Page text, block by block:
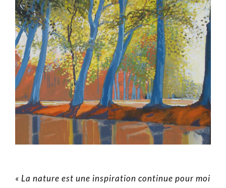
« La nature est une inspiration continue pour moi